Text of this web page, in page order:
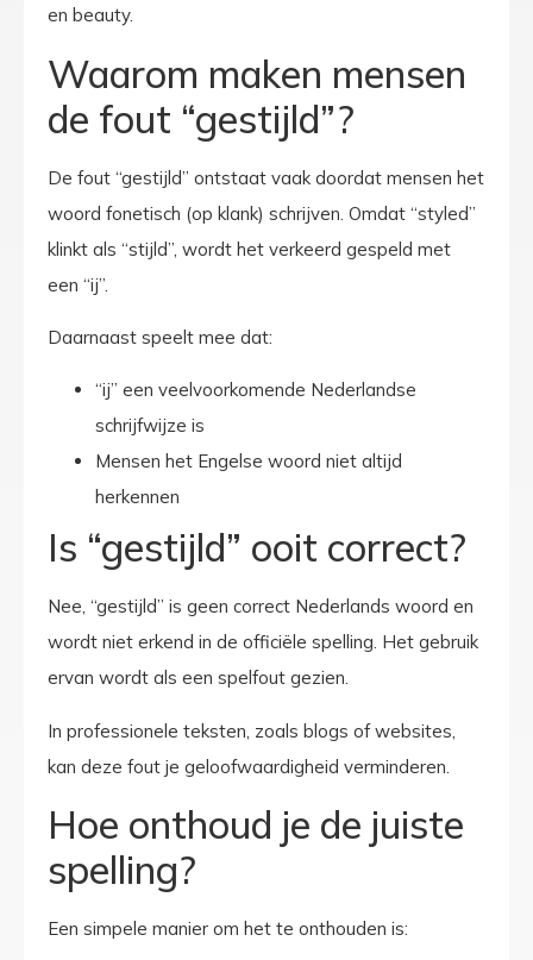
en beauty.
Waarom maken mensen
de fout “gestijld”?
De fout “gestijld” ontstaat vaak doordat mensen het
woord fonetisch (op klank) schrijven. Omdat “styled”
klinkt als “stijld”, wordt het verkeerd gespeld met
een “ij”.
Daarnaast speelt mee dat:
“ij” een veelvoorkomende Nederlandse
schrijfwijze is
Mensen het Engelse woord niet altijd
herkennen
Is “gestijld” ooit correct?
Nee, “gestijld” is geen correct Nederlands woord en
wordt niet erkend in de officiële spelling. Het gebruik
ervan wordt als een spelfout gezien.
In professionele teksten, zoals blogs of websites,
kan deze fout je geloofwaardigheid verminderen.
Hoe onthoud je de juiste
spelling?
Een simpele manier om het te onthouden is: